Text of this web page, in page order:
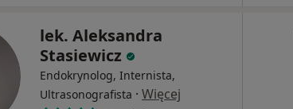
lek. Aleksandra
Stasiewicz
Endokrynolog, Internista,
Ultrasonografista · Więcej